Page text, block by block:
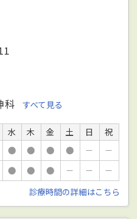
科 すべて見る
水 木 金 土 日
祝
● ● ● ● －
－
● ● ● － －
－
診療時間の詳細はこちら